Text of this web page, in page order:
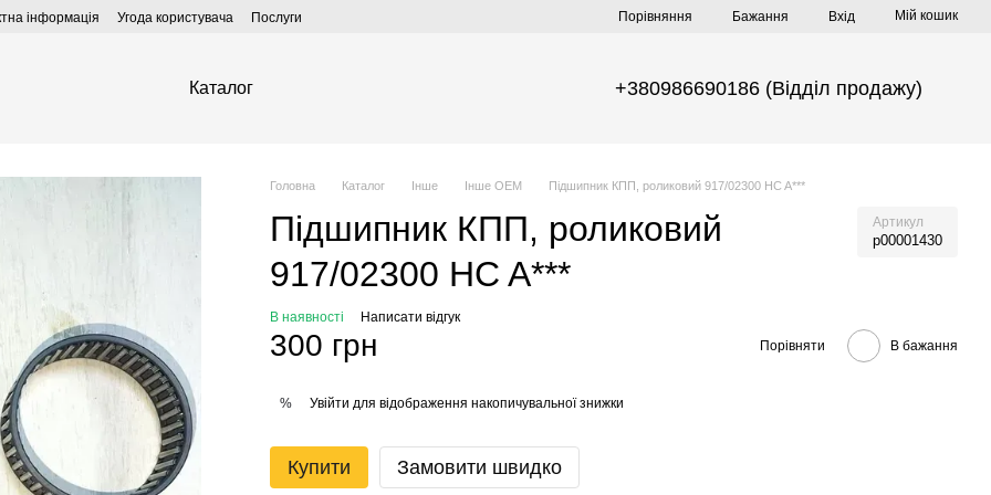
інформація Угода користувача Послуги Порівняння Бажання Вхід Мій кошик
Каталог +380986690186 (Відділ продажу)
Головна Каталог Інше Інше ОЕМ Підшипник КПП, роликовий 917/02300 HC A***
Підшипник КПП, роликовий
917/02300 HC A***
Артикул
р00001430
В наявності Написати відгук
300 грн Порівняти В бажання
% Увійти для відображення накопичувальної знижки
Купити Замовити швидко